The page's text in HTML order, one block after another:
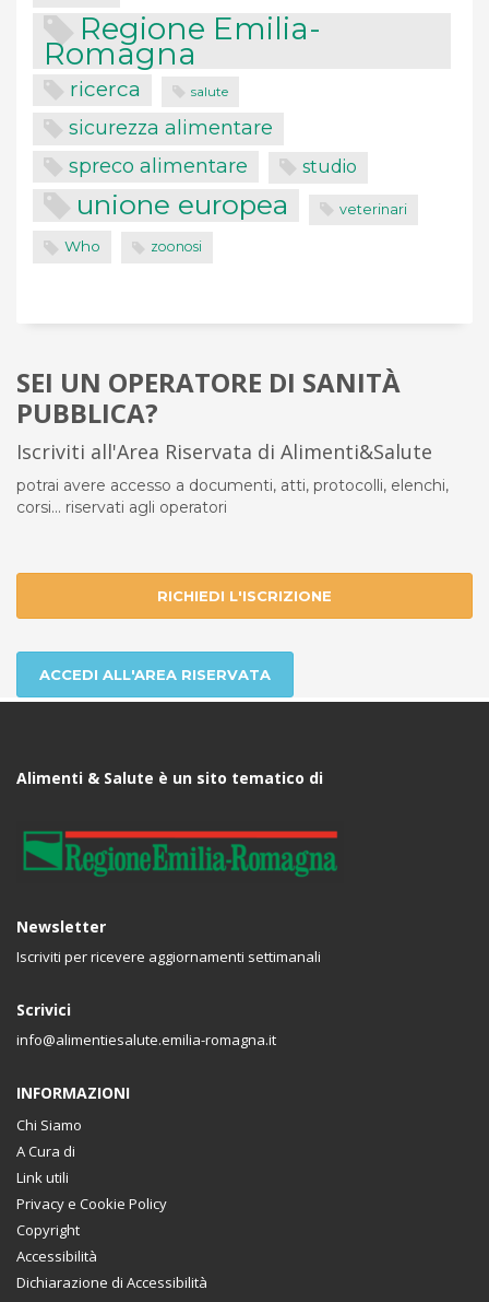
Regione Emilia-
Romagna
ricerca salute
sicurezza alimentare
spreco alimentare studio
unione europea veterinari
Who zoonosi
SEI UN OPERATORE DI SANITÀ
PUBBLICA?
Iscriviti all'Area Riservata di Alimenti&Salute
potrai avere accesso a documenti, atti, protocolli, elenchi,
corsi... riservati agli operatori
RICHIEDI L'ISCRIZIONE
ACCEDI ALL'AREA RISERVATA
Alimenti & Salute è un sito tematico di
Newsletter
Iscriviti per ricevere aggiornamenti settimanali
Scrivici
info@alimentiesalute.emilia-romagna.it
INFORMAZIONI
Chi Siamo
A Cura di
Link utili
Privacy e Cookie Policy
Copyright
Accessibilità
Dichiarazione di Accessibilità